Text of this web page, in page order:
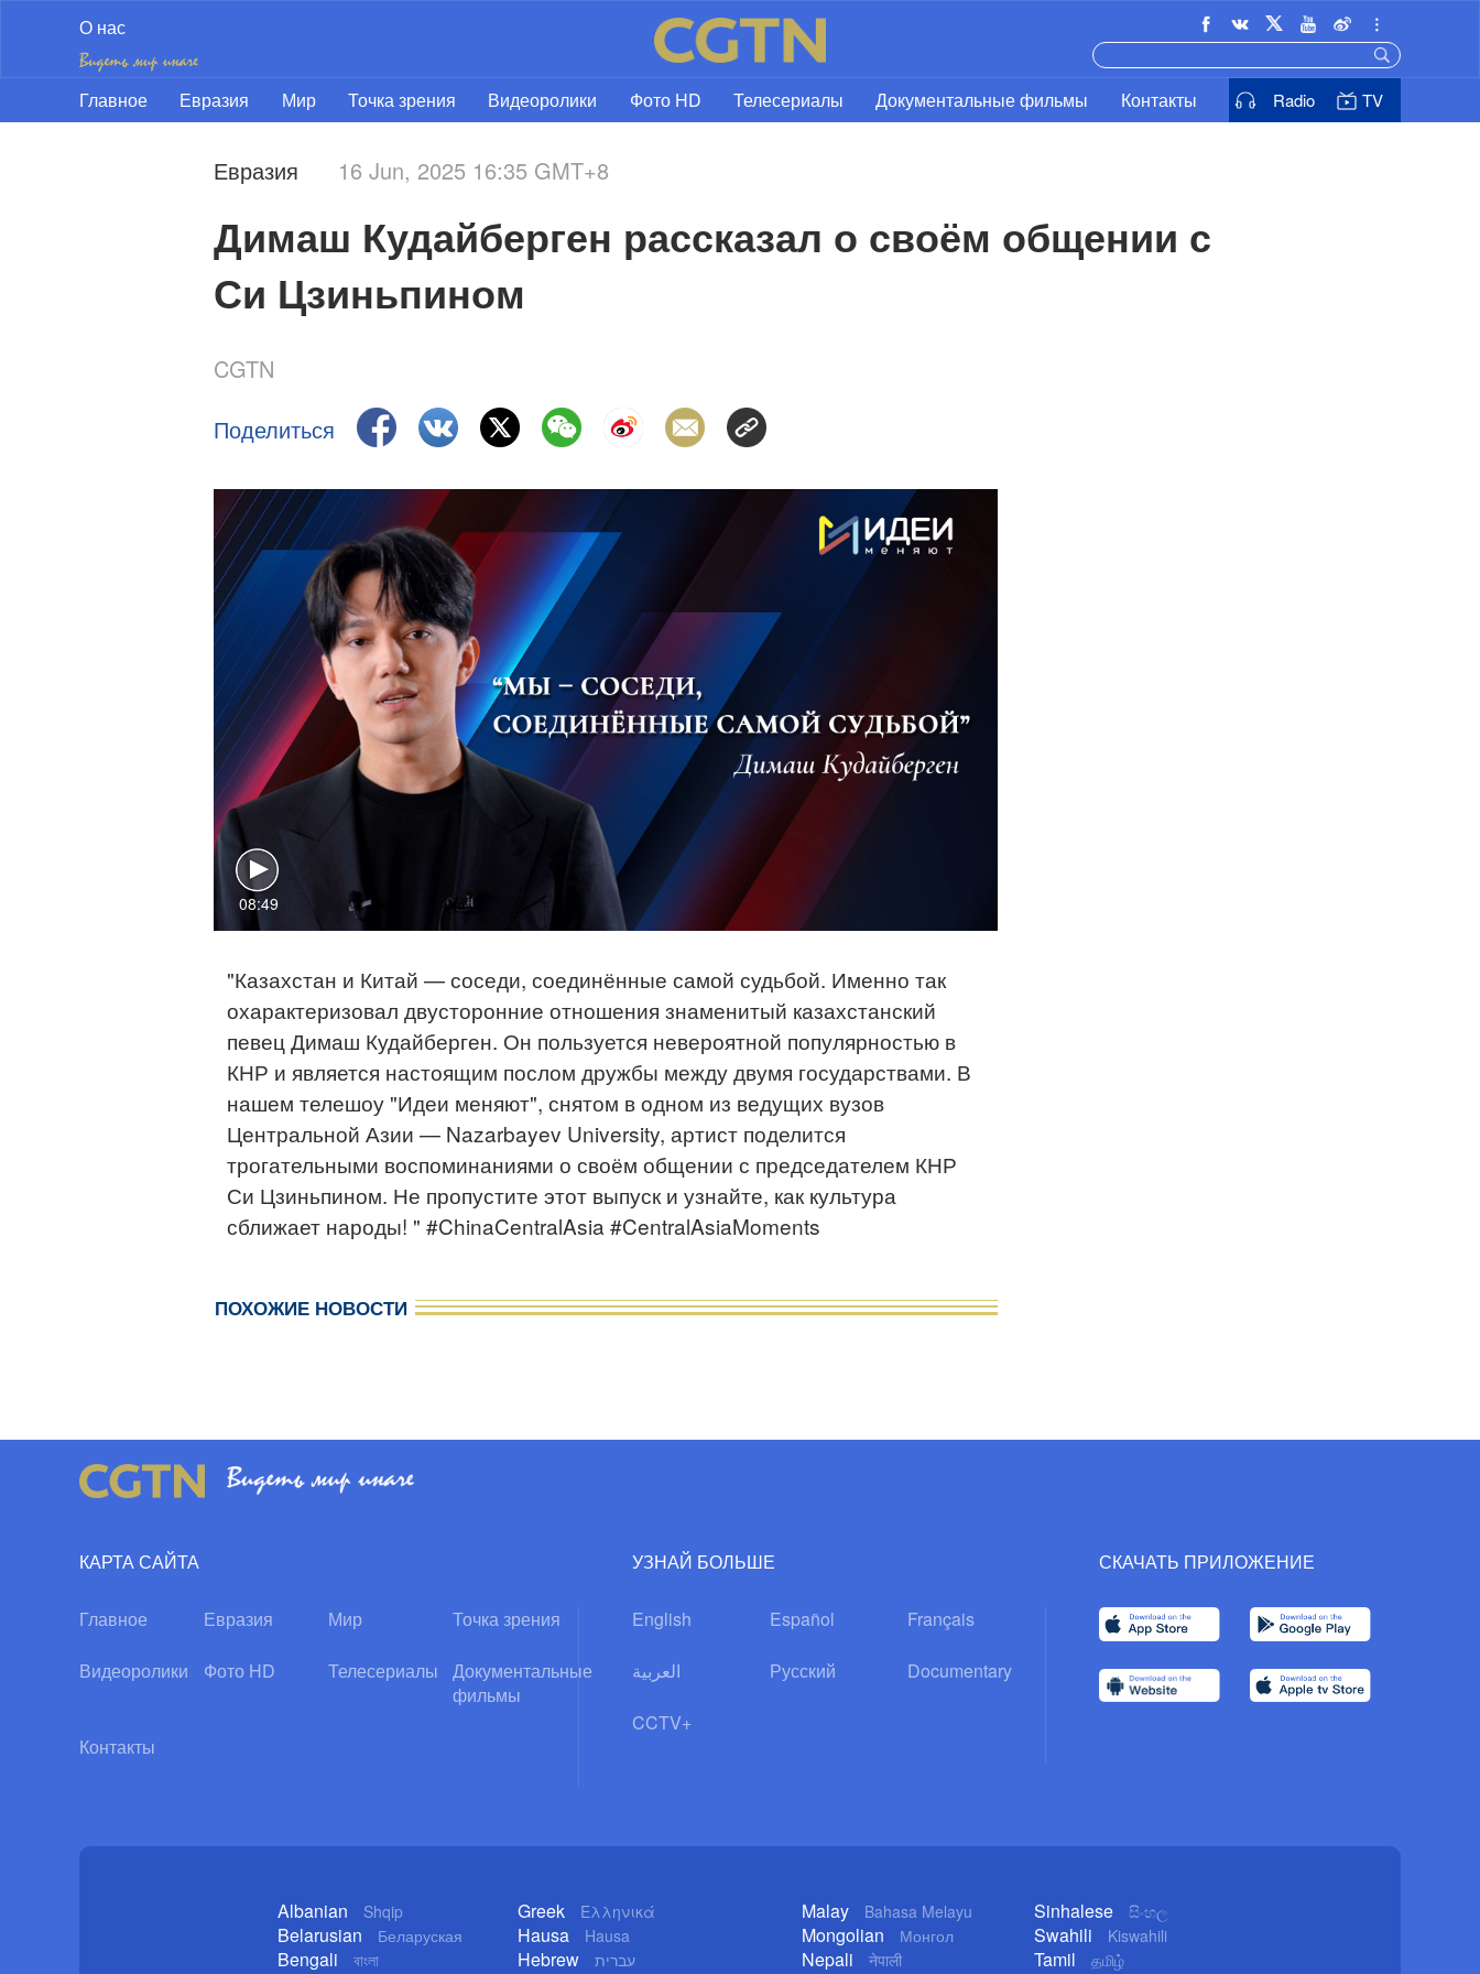
О нас
Главное Евразия Мир Точка зрения Видеоролики Фото HD Телесериалы Документальные фильмы Контакты Radio TV
Евразия 16 Jun, 2025 16:35 GMT+8
Димаш Кудайберген рассказал о своём общении с
Си Цзиньпином
CGTN
Поделиться
08:49
"Казахстан и Китай — соседи, соединённые самой судьбой. Именно так
охарактеризовал двусторонние отношения знаменитый казахстанский
певец Димаш Кудайберген. Он пользуется невероятной популярностью в
КНР и является настоящим послом дружбы между двумя государствами. В
нашем телешоу "Идеи меняют", снятом в одном из ведущих вузов
Центральной Азии — Nazarbayev University, артист поделится
трогательными воспоминаниями о своём общении с председателем КНР
Си Цзиньпином. Не пропустите этот выпуск и узнайте, как культура
сближает народы! " #ChinaCentralAsia #CentralAsiaMoments
ПОХОЖИЕ НОВОСТИ
КАРТА САЙТА
Главное Евразия Мир Точка зрения
Видеоролики Фото HD Телесериалы
Документальные
фильмы
Контакты
УЗНАЙ БОЛЬШЕ
English Español Français
العربية Русский Documentary
CCTV+
СКАЧАТЬ ПРИЛОЖЕНИЕ
Albanian Shqip
Belarusian Беларуская
Bengali বাংলা
Greek Ελληνικά
Hausa Hausa
Hebrew עברית
Malay Bahasa Melayu
Mongolian Монгол
Nepali नेपाली
Sinhalese සිංහල
Swahili Kiswahili
Tamil தமிழ்